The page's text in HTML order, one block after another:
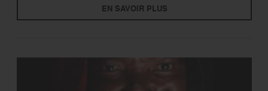
EN SAVOIR PLUS